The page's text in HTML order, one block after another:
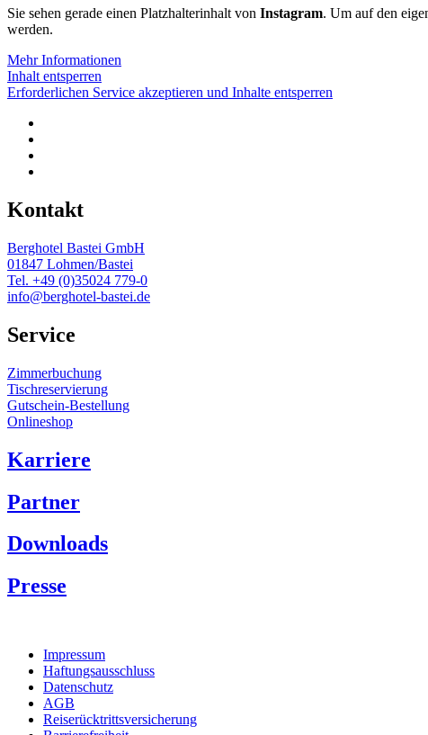
Sie sehen gerade einen Platzhalterinhalt von Instagram. Um auf den
werden.
Mehr Informationen
Inhalt entsperren
Erforderlichen Service akzeptieren und Inhalte entsperren
Kontakt
Berghotel Bastei GmbH
01847 Lohmen/Bastei
Tel. +49 (0)35024 779-0
info@berghotel-bastei.de
Service
Zimmerbuchung
Tischreservierung
Gutschein-Bestellung
Onlineshop
Karriere
Partner
Downloads
Presse
Impressum
Haftungsausschluss
Datenschutz
AGB
Reiserücktrittsversicherung